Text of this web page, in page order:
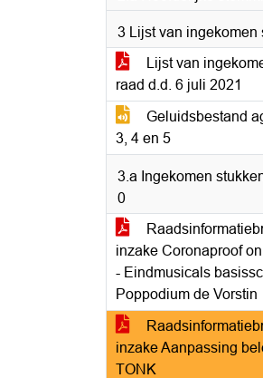
3 Lijst van ingekomen
Lijst van
raad d.d. 6 juli 2021
Geluidsbestand
3, 4 en 5
3.a Ingekomen
0
inzake Coronaproof
- Eindmusicals
Poppodium de Vorstin
inzake Aanpassing
TONK